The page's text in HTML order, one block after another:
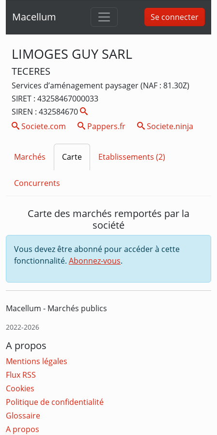
Macellum Se connecter
LIMOGES GUY SARL
TECERES
Services d’aménagement paysager (NAF : 81.30Z)
SIRET : 43258467000033
SIREN : 432584670
Societe.com
Pappers.fr Societe.ninja
Marchés Carte Etablissements (2)
Concurrents
Carte des marchés remportés par la
société
Vous devez être abonné pour accéder à cette
fonctionnalité. Abonnez-vous.
Macellum - Marchés publics
2022-2026
A propos
Mentions légales
Flux RSS
Cookies
Politique de confidentialité
Glossaire
A propos